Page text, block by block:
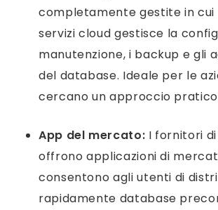
completamente gestite in
servizi cloud gestisce la
manutenzione, i backup e gli
del database. Ideale per le
cercano un approccio
App del mercato: I fornitori
offrono applicazioni di
consentono agli utenti di
rapidamente database